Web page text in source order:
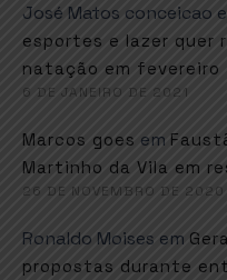
José Matos conceicao
esportes e lazer quer
natação em fevereiro
6 DE JANEIRO DE 2021
Marcos goes em
Martinho da Vila em
26 DE NOVEMBRO DE 2020
Ronaldo Moises em
propostas durante